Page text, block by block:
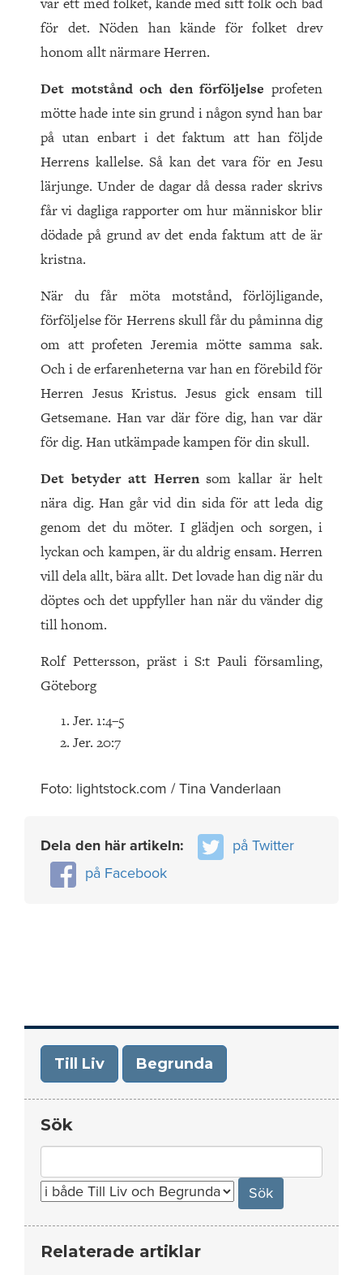
för det. Nöden han kände för folket drev
honom allt närmare Herren.
Det motstånd och den förföljelse profeten
mötte hade inte sin grund i någon synd han bar
på utan enbart i det faktum att han följde
Herrens kallelse. Så kan det vara för en Jesu
lärjunge. Under de dagar då dessa rader skrivs
får vi dagliga rapporter om hur människor blir
dödade på grund av det enda faktum att de är
kristna.
När du får möta motstånd, förlöjligande,
förföljelse för Herrens skull får du påminna dig
om att profeten Jeremia mötte samma sak.
Och i de erfarenheterna var han en förebild för
Herren Jesus Kristus. Jesus gick ensam till
Getsemane. Han var där före dig, han var där
för dig. Han utkämpade kampen för din skull.
Det betyder att Herren som kallar är helt
nära dig. Han går vid din sida för att leda dig
genom det du möter. I glädjen och sorgen, i
lyckan och kampen, är du aldrig ensam. Herren
vill dela allt, bära allt. Det lovade han dig när du
döptes och det uppfyller han när du vänder dig
till honom.
Rolf Pettersson, präst i S:t Pauli församling,
Göteborg
Jer. 1:4–5
Jer. 20:7
Foto: lightstock.com / Tina Vanderlaan
Dela den här artikeln:
på Twitter
på Facebook
Till Liv Begrunda
Sök
for:
Relaterade artiklar